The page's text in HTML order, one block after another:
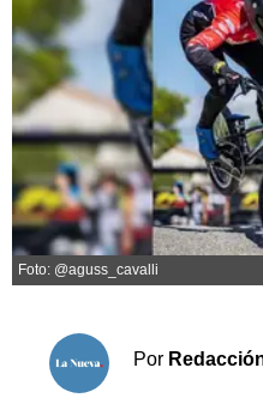
Sociedad y tiempo
libre
El tiempo
Cartón Lleno
Fúnebres
Horóscopo
Suplementos
Foto: @aguss_cavalli
Por